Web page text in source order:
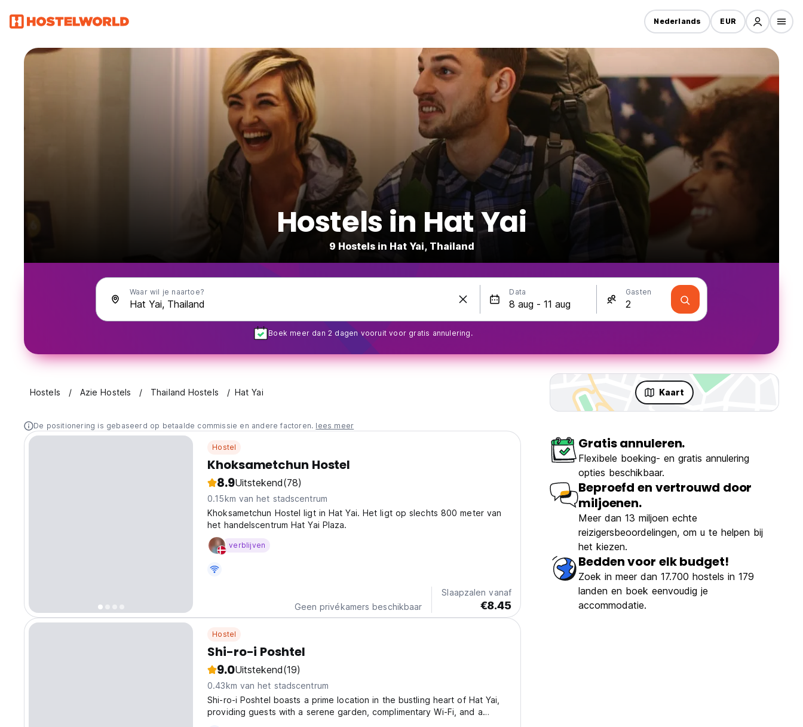
Nederlands EUR
Hostels in Hat Yai
9 Hostels in Hat Yai, Thailand
Waar wil je naartoe? Data Gasten
Boek meer dan 2 dagen vooruit voor gratis annulering.
Hostels Azie Hostels Thailand Hostels Hat Yai Kaart
De positionering is gebaseerd op betaalde commissie en andere factoren. lees meer
Hostel
Khoksametchun Hostel
8.9Uitstekend(78)
0.15km van het stadscentrum
Khoksametchun Hostel ligt in Hat Yai. Het ligt op slechts 800 meter van
het handelscentrum Hat Yai Plaza.
verblijven
Geen privékamers beschikbaar
Slaapzalen vanaf
€8.45
Hostel
Shi-ro-i Poshtel
9.0Uitstekend(19)
0.43km van het stadscentrum
Shi-ro-i Poshtel boasts a prime location in the bustling heart of Hat Yai,
providing guests with a serene garden, complimentary Wi-Fi, and a
Gratis annuleren.
Flexibele boeking- en gratis annulering
opties beschikbaar.
Beproefd en vertrouwd door
miljoenen.
Meer dan 13 miljoen echte
reizigersbeoordelingen, om u te helpen bij
het kiezen.
Bedden voor elk budget!
Zoek in meer dan 17.700 hostels in 179
landen en boek eenvoudig je
accommodatie.